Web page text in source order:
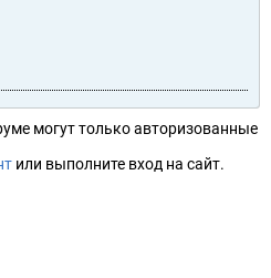
могут только авторизованные
или выполните вход на сайт.